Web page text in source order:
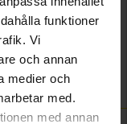
funktioner
Vi
och annan
medier och
med.
med annan
(H)